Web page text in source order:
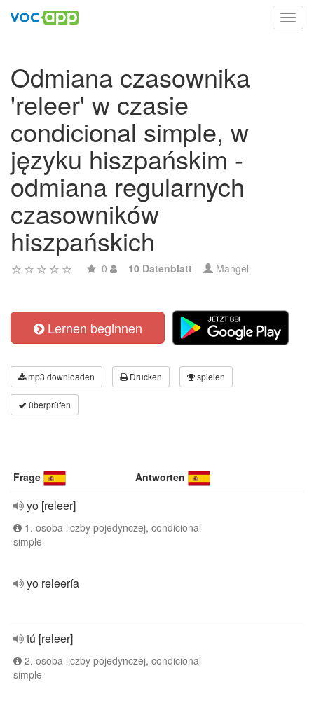
Odmiana czasownika
'releer' w czasie
condicional simple, w
języku hiszpańskim -
odmiana regularnych
czasowników
hiszpańskich
0 10 Datenblatt Mangel
Lernen beginnen
mp3 downloaden Drucken spielen
überprüfen
Frage Antworten
yo [releer]
1. osoba liczby pojedynczej, condicional
simple
yo releería
tú [releer]
2. osoba liczby pojedynczej, condicional
simple